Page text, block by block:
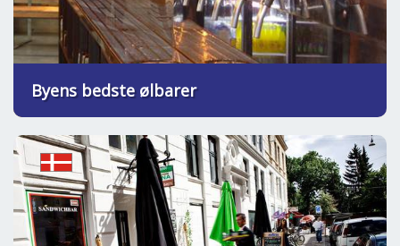
Byens bedste ølbarer